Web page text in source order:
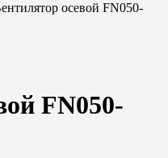
осевой FN050-
FN050-